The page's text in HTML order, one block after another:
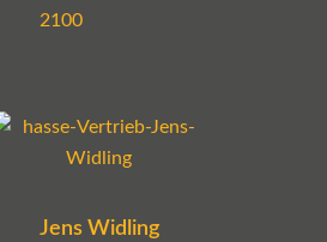
2100
Jens Widling